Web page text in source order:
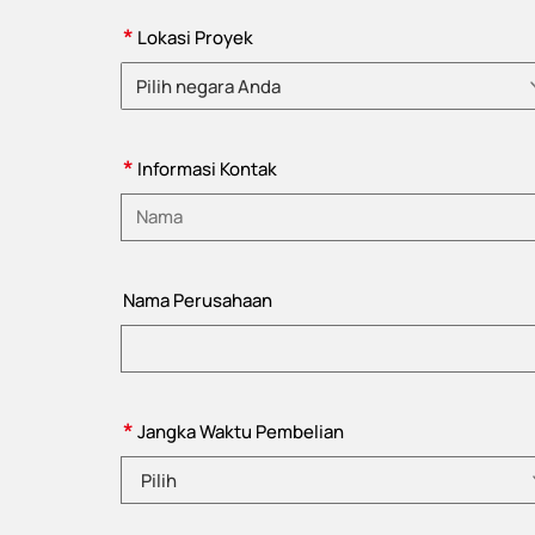
* Lokasi Proyek
Pilih negara Anda
* Informasi Kontak
Nama Perusahaan
*Jangka Waktu Pembelian